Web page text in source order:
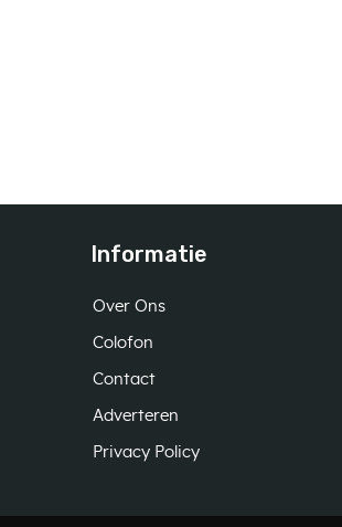
Informatie
Over Ons
Colofon
Contact
Adverteren
Privacy Policy